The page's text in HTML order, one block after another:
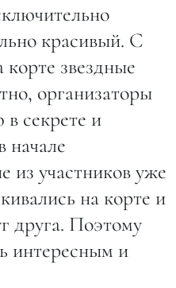
красивый. С
корте звездные
организаторы
секрете и
начале
из участников уже
на корте и
друга. Поэтому
интересным и